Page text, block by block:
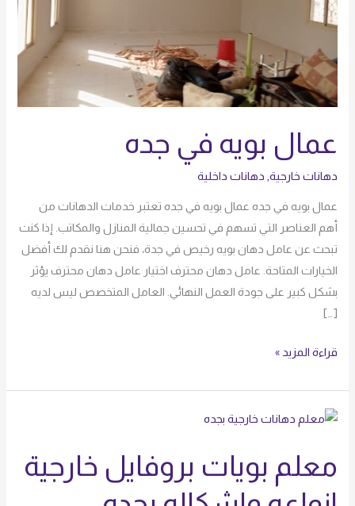
عمال بويه في جده
دهانات خارجية دهانات داخلية
عمال بويه في جده عمال بويه في جده تعتبر خدمات الدهانات من
أهم العناصر التي تسهم في تحسين جمالية المنازل والمكاتب. إذا كنت
تبحث عن عامل دهان بويه رخيص في جدة، فنحن هنا نقدم لك أفضل
الخيارات المتاحة. عامل دهان محترف اختيار عامل دهان محترف يؤثر
بشكل كبير على جودة العمل النهائي. العامل المتخصص ليس لديه
[…]
قراءة المزيد »
معلم بويات بروفايل خارجية
معلم
بروفايل
انواعه